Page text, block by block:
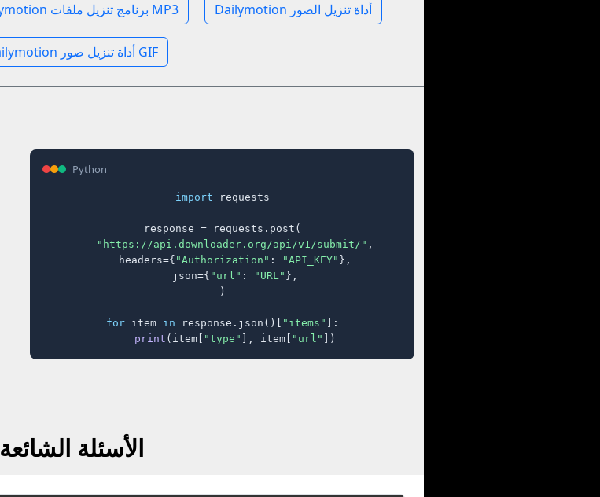
Dailymotion برنامج تنزيل ملفات MP3 Dailymotion أداة تنزيل الصور
Dailymotion أداة تنزيل صور GIF
Python
import requests
response = requests.post(
"https://api.downloader.org/api/v1/submit/" ,
    headers={
"Authorization" : "API_KEY" },
    json={
"url" : "URL" },
)
for item in response.json()[ "items" ]:
print (item[ "type" ], item[ "url" ])
الأسئلة الشائعة